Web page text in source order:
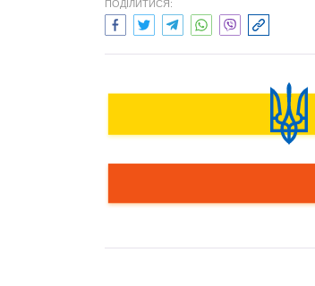
ПОДІЛИТИСЯ: